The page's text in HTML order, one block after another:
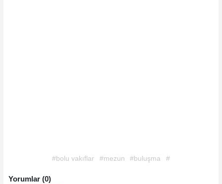
#bolu vakıflar #mezun #buluşma #
Yorumlar (0)